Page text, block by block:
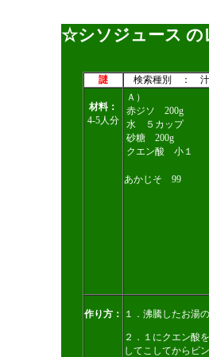
☆シソジュース の
謎 検索種別 ：
材料：
4-5人分
Ａ）
赤ジソ 200g
水 ５カップ
砂糖 200g
クエン酸 小１
あかじそ 99
作り方： １．沸騰したお湯
２．１にクエン酸
してこしてからビ